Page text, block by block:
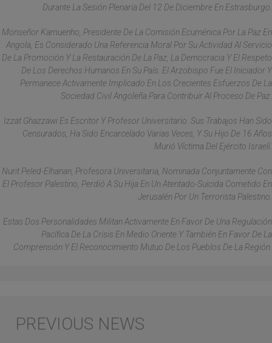
Durante La Sesión Plenaria Del 12 De Diciembre En Estrasburgo.
Monseñor Kamuenho, Presidente De La Comisión Ecuménica Por La Paz En
Angola, Es Considerado Una Referencia Moral Por Su Actividad Al Servicio
De La Promoción Y La Restauración De La Paz, La Democracia Y El Respeto
De Los Derechos Humanos En Su País. El Arzobispo Fue El Iniciador Y
Permanece Activamente Implicado En Los Crecientes Esfuerzos De La
Sociedad Civil Angoleña Para Contribuir Al Proceso De Paz.
Izzat Ghazzawi Es Escritor Y Profesor Universitario. Sus Trabajos Han Sido
Censurados, Ha Sido Encarcelado Varias Veces, Y Su Hijo De 16 Años
Murió Víctima Del Ejército Israelí.
Nurit Peled-Elhanan, Profesora Universitaria, Nominada Conjuntamente Con
El Profesor Palestino, Perdió A Su Hija En Un Atentado-Suicida Cometido En
Jerusalén Por Un Terrorista Palestino.
Estas Dos Personalidades Militan Activamente En Favor De Una Regulación
Pacífica De La Crisis En Medio Oriente Y También En Favor De La
Comprensión Y El Reconocimiento Mutuo De Los Pueblos De La Región.